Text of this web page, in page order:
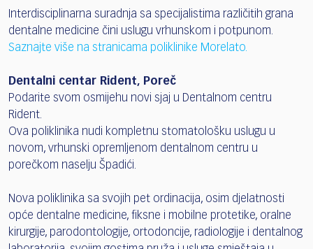
Interdisciplinarna suradnja sa specijalistima različitih grana
dentalne medicine čini uslugu vrhunskom i potpunom.
Saznajte više na stranicama poliklinike Morelato.
Dentalni centar Rident, Poreč
Podarite svom osmijehu novi sjaj u Dentalnom centru
Rident.
Ova poliklinika nudi kompletnu stomatološku uslugu u
novom, vrhunski opremljenom dentalnom centru u
porečkom naselju Špadići.
Nova poliklinika sa svojih pet ordinacija, osim djelatnosti
opće dentalne medicine, fiksne i mobilne protetike, oralne
kirurgije, parodontologije, ortodoncije, radiologije i dentalnog